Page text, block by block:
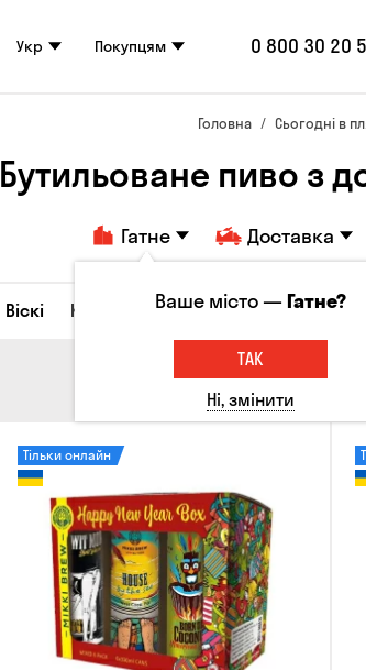
Укр Покупцям 0 800 30 20
Головна Сьогодні в
Бутильоване пиво з
Гатне Доставка
Віскі Коктейлі Горілка Соджу
Тільки онлайн
Ваше місто —Гатне?
ТАК
Ні, змінити